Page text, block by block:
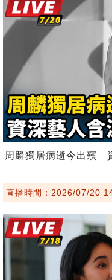
周麟獨居病逝今出殯
直播時間：2026/07/20